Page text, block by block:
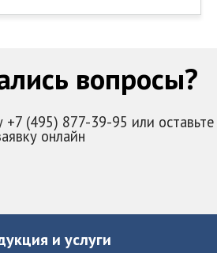
вопросы?
+7 (495) 877-39-95 или оставьте
онлайн
и услуги